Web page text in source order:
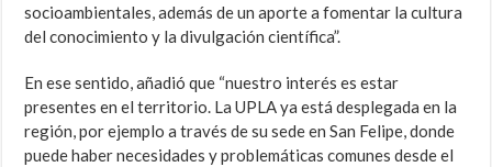
socioambientales, además de un aporte a fomentar la cultura
del conocimiento y la divulgación científica”.
En ese sentido, añadió que “nuestro interés es estar
presentes en el territorio. La UPLA ya está desplegada en la
región, por ejemplo a través de su sede en San Felipe, donde
puede haber necesidades y problemáticas comunes desde el